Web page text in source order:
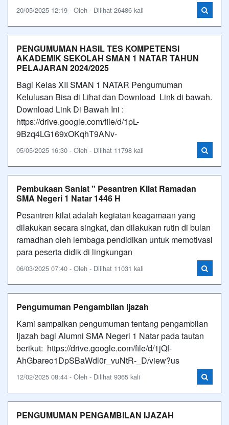
20/05/2025 12:19 - Oleh - Dilihat 26486 kali
PENGUMUMAN HASIL TES KOMPETENSI
AKADEMIK SEKOLAH SMAN 1 NATAR TAHUN
PELAJARAN 2024/2025
Bagi Kelas XII SMAN 1 NATAR Pengumuman
Kelulusan Bisa di Lihat dan Download Link di bawah.
Download Link Di Bawah Ini :
https://drive.google.com/file/d/1pL-
9Bzq4LG169xOKqhT9ANv-
05/05/2025 16:30 - Oleh - Dilihat 11798 kali
Pembukaan Sanlat " Pesantren Kilat Ramadan
SMA Negeri 1 Natar 1446 H
Pesantren kilat adalah kegiatan keagamaan yang
dilakukan secara singkat, dan dilakukan rutin di bulan
ramadhan oleh lembaga pendidikan untuk memotivasi
para peserta didik di lingkungan
06/03/2025 07:40 - Oleh - Dilihat 11031 kali
Pengumuman Pengambilan Ijazah
Kami sampaikan pengumuman tentang pengambilan
Ijazah bagi Alumni SMA Negeri 1 Natar pada tautan
berikut: https://drive.google.com/file/d/1jQf-
AhGbareo1DpSBaWdl0r_vuNtR-_D/view?us
12/02/2025 08:44 - Oleh - Dilihat 9365 kali
PENGUMUMAN PENGAMBILAN IJAZAH